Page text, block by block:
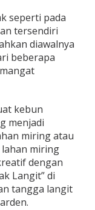
seperti pada
tersendiri
diawalnya
beberapa
kebun
menjadi
miring atau
miring
dengan
Langit” di
tangga langit